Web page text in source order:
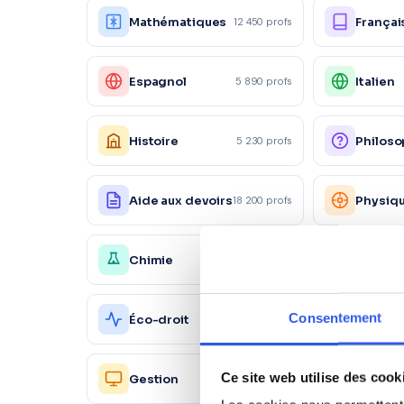
Consentement
Ce site web utilise des
Mathématiques 12 450 profs
Espagnol 5 890 profs Italien
Histoire 5 230 profs
Aide aux devoirs18 200 profs
Chimie
Éco-droit 1 560 profs
Action
Gestion 2 450 profs